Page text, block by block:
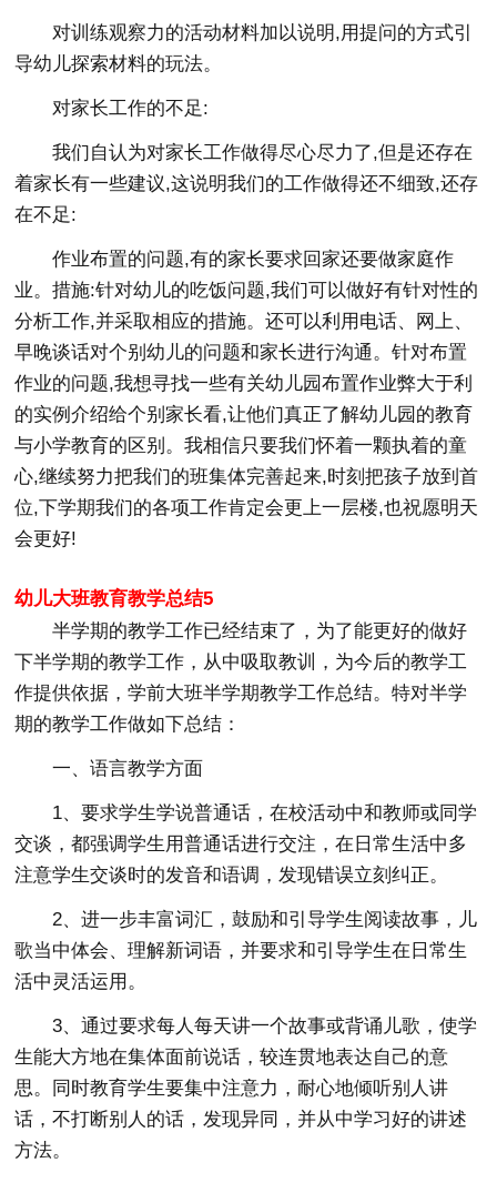
对训练观察力的活动材料加以说明,用提问的方式引
导幼儿探索材料的玩法。
对家长工作的不足:
我们自认为对家长工作做得尽心尽力了,但是还存在
着家长有一些建议,这说明我们的工作做得还不细致,还存
在不足:
作业布置的问题,有的家长要求回家还要做家庭作
业。措施:针对幼儿的吃饭问题,我们可以做好有针对性的
分析工作,并采取相应的措施。还可以利用电话、网上、
早晚谈话对个别幼儿的问题和家长进行沟通。针对布置
作业的问题,我想寻找一些有关幼儿园布置作业弊大于利
的实例介绍给个别家长看,让他们真正了解幼儿园的教育
与小学教育的区别。我相信只要我们怀着一颗执着的童
心,继续努力把我们的班集体完善起来,时刻把孩子放到首
位,下学期我们的各项工作肯定会更上一层楼,也祝愿明天
会更好!
幼儿大班教育教学总结5
半学期的教学工作已经结束了，为了能更好的做好
下半学期的教学工作，从中吸取教训，为今后的教学工
作提供依据，学前大班半学期教学工作总结。特对半学
期的教学工作做如下总结：
一、语言教学方面
1、要求学生学说普通话，在校活动中和教师或同学
交谈，都强调学生用普通话进行交注，在日常生活中多
注意学生交谈时的发音和语调，发现错误立刻纠正。
2、进一步丰富词汇，鼓励和引导学生阅读故事，儿
歌当中体会、理解新词语，并要求和引导学生在日常生
活中灵活运用。
3、通过要求每人每天讲一个故事或背诵儿歌，使学
生能大方地在集体面前说话，较连贯地表达自己的意
思。同时教育学生要集中注意力，耐心地倾听别人讲
话，不打断别人的话，发现异同，并从中学习好的讲述
方法。